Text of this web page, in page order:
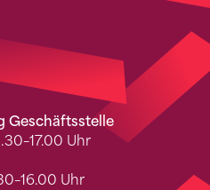
Geschäftsstelle
Uhr
Uhr